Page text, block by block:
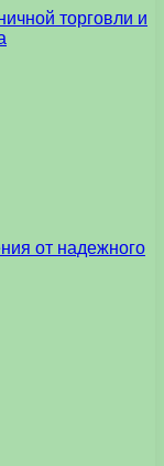
торговли и
от надежного